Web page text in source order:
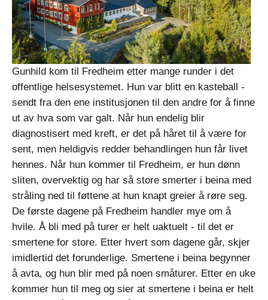
Gunhild kom til Fredheim etter mange runder i det
offentlige helsesystemet. Hun var blitt en kasteball -
sendt fra den ene institusjonen til den andre for å finne
ut av hva som var galt. Når hun endelig blir
diagnostisert med kreft, er det på håret til å være for
sent, men heldigvis redder behandlingen hun får livet
hennes. Når hun kommer til Fredheim, er hun dønn
sliten, overvektig og har så store smerter i beina med
stråling ned til føttene at hun knapt greier å røre seg.
De første dagene på Fredheim handler mye om å
hvile. Å bli med på turer er helt uaktuelt - til det er
smertene for store. Etter hvert som dagene går, skjer
imidlertid det forunderlige. Smertene i beina begynner
å avta, og hun blir med på noen småturer. Etter en uke
kommer hun til meg og sier at smertene i beina er helt